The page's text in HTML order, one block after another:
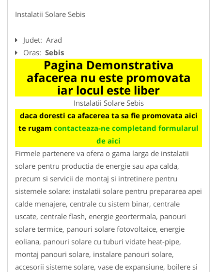
Instalatii Solare Sebis
Judet: Arad
Oras: Sebis
Pagina Demonstrativa
afacerea nu este promovata
iar locul este liber
Instalatii Solare Sebis
daca doresti ca afacerea ta sa fie promovata aici
te rugam contacteaza-ne completand formularul
de aici
Firmele partenere va ofera o gama larga de instalatii
solare pentru productia de energie sau apa calda,
precum si servicii de montaj si intretinere pentru
sistemele solare: instalatii solare pentru prepararea apei
calde menajere, centrale cu sistem binar, centrale
uscate, centrale flash, energie geortermala, panouri
solare termice, panouri solare fotovoltaice, energie
eoliana, panouri solare cu tuburi vidate heat-pipe,
montaj panouri solare, instalare panouri solare,
accesorii sisteme solare, vase de expansiune, boilere si